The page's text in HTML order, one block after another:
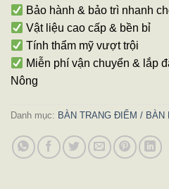
Bảo hành & bảo trì nhanh
Vật liệu cao cấp & bền bỉ
Tính thẩm mỹ vượt trội
Miễn phí vận chuyển & lắp
Nông
Danh mục: BÀN TRANG ĐIỂM / BÀN